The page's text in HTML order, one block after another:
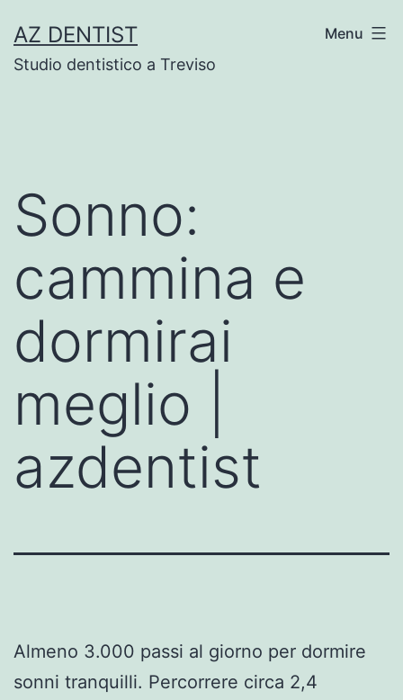
to
content
AZ DENTIST
Studio dentistico a Treviso
Menu
Sonno:
cammina e
dormirai
meglio |
azdentist
Almeno 3.000 passi al giorno per dormire
sonni tranquilli. Percorrere circa 2,4